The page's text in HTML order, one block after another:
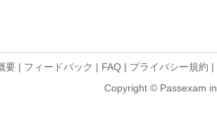
要 | フィードバック | FAQ | プライバシー規約 |
Copyright © Passexam